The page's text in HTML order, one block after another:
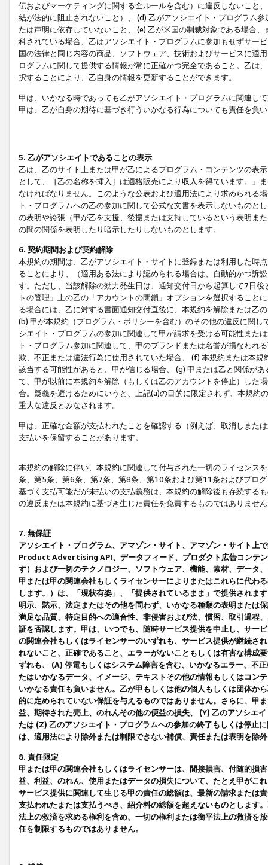
伝およびマーケティングに関する全ルールを含む）に違反しないこと
結が法的に阻止されないこと）、 (d) 乙がアソシエイト・プログラム
たは声明に依存していないこと、 (e) 乙が米国の制裁対象である場合
科されている場合、乙はアソシエイト・プログラムに参加もせずサー
国の法律と同じ内容の商品、ソフトウェア、技術およびサービスに適
ログラムに関して提供する情報が常に正確かつ完全であること。乙は
択することにより、乙自身の情報を更新することができます。
甲は、いかなる時であっても乙がアソシエイト・プログラムに関連し
甲は、乙が自身の期待に基づき行ういかなる行為についても責任を負
5. 乙がアソシエイトであることの表示
乙は、乙のサイト上または甲が乙によるプログラム・コンテンツの表
として、［乙の名称を挿入］は適格販売により収入を得ています。」
なければなりません。このような公表および適用法により求められる
ト・プログラムへの乙の参加に関して公式な文書を表示しないもの
の表明や誇張（甲が乙を支援、後援または支持しているという表明ま
の間の関係を表明したり暗示したりしないものとします。
6. 契約期間および契約解除
本規約の期間は、乙がアソシエイト・サイトに登録または利用した時
ることにより、（適用ある法により認められる場合は、自動的かつ訴
す。ただし、当該解除の効力発生日は、通知交付日から起算して7日
トの管理」上の乙の「アカウントの閉鎖」オプションを選択するこ
る場合には、乙に対する書面通知交付直後に、本規約を解除または乙
(b) 甲が本規約（プログラム・ポリシーを含む）のその他の違反に関
シエイト・プログラムの参加に関連して甲が請求を受ける可能性また
ト・プログラム参加に関連して、甲のブランドまたは名誉が損なわれ
欺、不正または違法行為に使用されていた場合、 (f) 本規約または本
該当する可能性があると、甲が信じる場合、 (g) 甲または乙と関係が
て、甲が以前に本規約を解除（もしくは乙のアカウントを停止）した
合。疑義を避けるためにいうと、上記(a)の目的に限定されず、本規
重大な違反とみなされます。
甲は、正確な金額が支払われたことを確認する（例えば、取消しまた
支払いを保留することがあります。
本規約の解除に伴い、本規約に関連して付与された一切のライセンス
条、第5条、第6条、第7条、第8条、第10条および第11条およびプロ
基づく支払可能だが未払いの支払義務は、本規約の解除後も存続する
の違反または本規約に基づき生じた責任を免責するものではありませ
7. 無保証
アソシエイト・プログラム、アマゾン・サイト、アマゾン・サイト上
Product Advertising API、データフィード、プロダクト広告コンテ
す）および一切のテクノロジー、ソフトウェア、機能、素材、データ
甲または甲の関連会社もしくライセンサーによりまたはこれらに代わ
します。）は、「現状有姿」、「提供されているまま」で提供されま
明示、黙示、法定またはその他を問わず、いかなる種類の表明または
満足な品質、特定目的への適合性、非侵害および法、慣習、取引過程
証を否認します。甲は、いつでも、随時サービス提供を中止し、サー
の関連会社もしくはライセンサーのいずれも、サービス提供が継続さ
れないこと、正確であること、エラーがないこともしくは有害な構成
ずれも、 (A) 停電もしくはシステム障害を含む、いかなるエラー、不
たはいかなるデータ、イメージ、テキストその他の情報もしくはコン
いかなる責任も負いません。乙が甲もしくは他の個人もしくは団体か
的に定められていない保証を与えるものではありません。さらに、甲
益、期待された売上、のれんその他の便益の損失、 (Y) 乙のアソシエ
たは (Z) 乙のアソシエイト・プログラムへの参加の終了もしくは停止
は、適用法により除外または制限できない補償、責任または表明を除
8. 責任限定
甲または甲の関連会社もしくはライセンサーは、間接損害、付随的損
益、利益、のれん、使用またはデータの損失について、たとえ甲がこ
サービス提供に関連して生じる甲の責任の総額は、最新の請求または
支払われたまたは支払うべき、紹介料の総額を超えないものとします
法上の救済を求める権利を含め、一切の権利または衡平法上の救済を
任を制限するものではありません。